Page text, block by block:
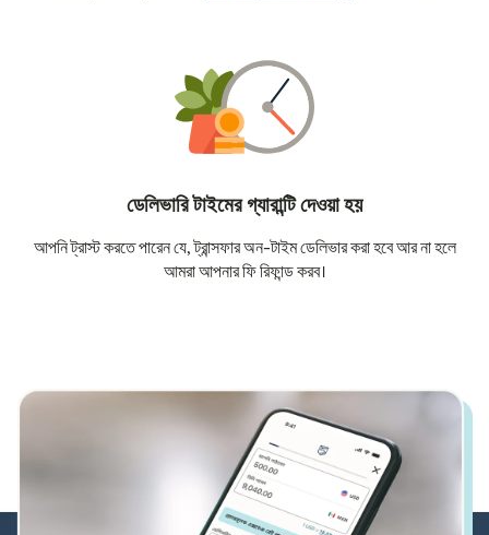
ডেলিভারি টাইমের গ্যারান্টি দেওয়া হয়
আপনি ট্রাস্ট করতে পারেন যে, ট্রান্সফার অন-টাইম ডেলিভার করা হবে আর না হলে
আমরা আপনার ফি রিফান্ড করব।